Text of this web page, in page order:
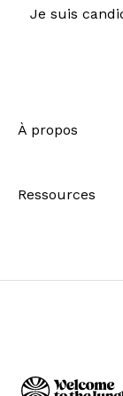
Je suis
Envoyer
Découvrir
Aller plus
À propos
Ressources